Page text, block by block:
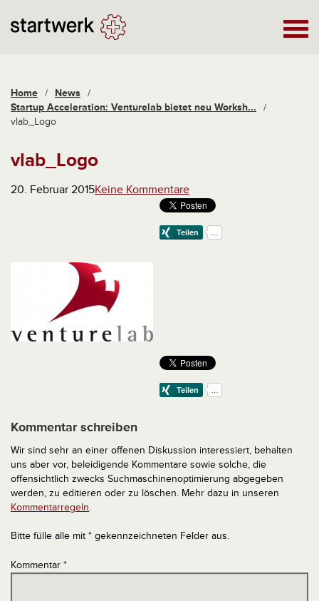
Home / News /
Startup Acceleration: Venturelab bietet neu Worksh...
/
vlab_Logo
vlab_Logo
20. Februar 2015Keine Kommentare
Kommentar schreiben
Wir sind sehr an einer offenen Diskussion interessiert, behalten
uns aber vor, beleidigende Kommentare sowie solche, die
offensichtlich zwecks Suchmaschinenoptimierung abgegeben
werden, zu editieren oder zu löschen. Mehr dazu in unseren
Kommentarregeln.
Bitte fülle alle mit * gekennzeichneten Felder aus.
Kommentar *